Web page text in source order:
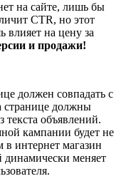
на сайте, лишь бы
СTR, но этот
влияет на цену за
и продажи!
должен совпадать с
странице должны
текста объявлений.
кампании будет не
интернет магазин
динамически меняет